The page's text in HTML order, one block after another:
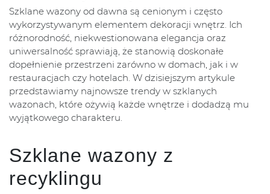
Szklane wazony od dawna są cenionym i często
wykorzystywanym elementem dekoracji wnętrz. Ich
różnorodność, niekwestionowana elegancja oraz
uniwersalność sprawiają, że stanowią doskonałe
dopełnienie przestrzeni zarówno w domach, jak i w
restauracjach czy hotelach. W dzisiejszym artykule
przedstawiamy najnowsze trendy w szklanych
wazonach, które ożywią każde wnętrze i dodadzą mu
wyjątkowego charakteru.
Szklane wazony z
recyklingu